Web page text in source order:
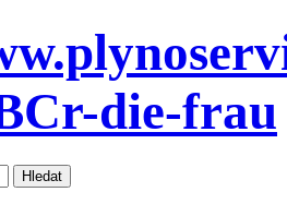
die-frau